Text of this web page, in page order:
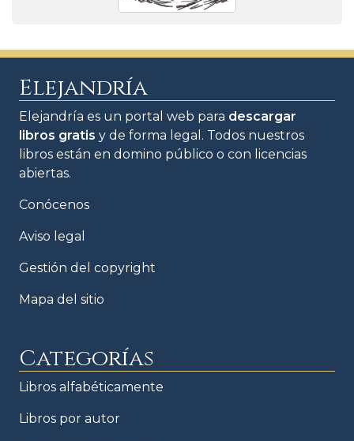
Elejandría
Elejandría es un portal web para descargar
libros gratis y de forma legal. Todos nuestros
libros están en domino público o con licencias
abiertas.
Conócenos
Aviso legal
Gestión del copyright
Mapa del sitio
Categorías
Libros alfabéticamente
Libros por autor